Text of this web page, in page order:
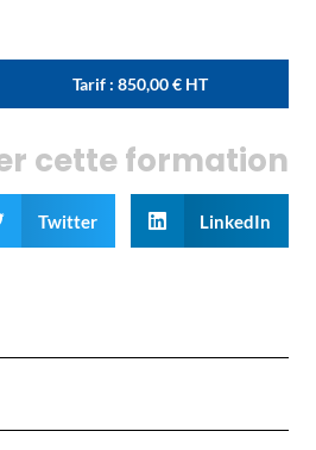
Tarif : 850,00€HT
cette formation
Twitter LinkedIn